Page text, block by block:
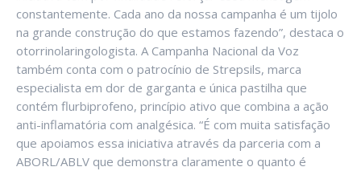
constantemente. Cada ano da nossa campanha é um tijolo
na grande construção do que estamos fazendo”, destaca o
otorrinolaringologista. A Campanha Nacional da Voz
também conta com o patrocínio de Strepsils, marca
especialista em dor de garganta e única pastilha que
contém flurbiprofeno, princípio ativo que combina a ação
anti-inflamatória com analgésica. “É com muita satisfação
que apoiamos essa iniciativa através da parceria com a
ABORL/ABLV que demonstra claramente o quanto é